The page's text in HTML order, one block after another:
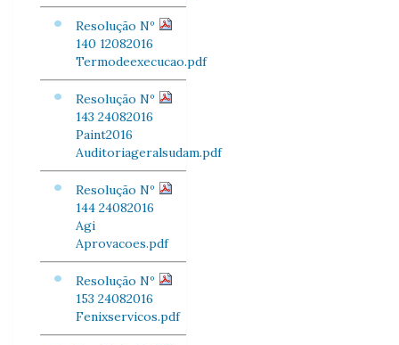
Resolução Nº
140 12082016
Termodeexecucao.pdf
Resolução Nº
143 24082016
Paint2016
Auditoriageralsudam.pdf
Resolução Nº
144 24082016
Agi
Aprovacoes.pdf
Resolução Nº
153 24082016
Fenixservicos.pdf